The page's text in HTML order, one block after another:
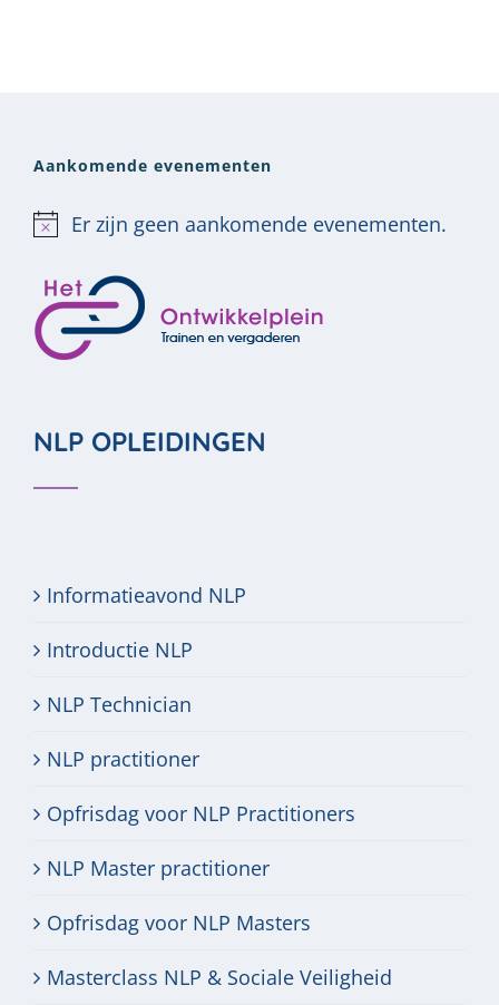
Aankomende evenementen
Bericht
Er zijn geen aankomende evenementen.
NLP OPLEIDINGEN
Informatieavond NLP
Introductie NLP
NLP Technician
NLP practitioner
Opfrisdag voor NLP Practitioners
NLP Master practitioner
Opfrisdag voor NLP Masters
Masterclass NLP & Sociale Veiligheid